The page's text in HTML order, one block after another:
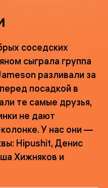
соседских
сыграла группа
разливали за
посадкой в
те самые друзья,
не дают
У нас они —
Hipushit, Денис
Хижняков и